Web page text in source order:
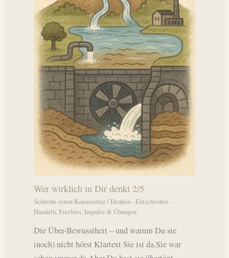
Wer wirklich in Dir denkt 2/5
Schreibe einen Kommentar/ Denken - Entscheiden -
Handeln,Freebies, Impulse & Übungen
Die Über-Bewusstheit – und warum Du sie
(noch) nicht hörst Klartext Sie ist da.Sie war